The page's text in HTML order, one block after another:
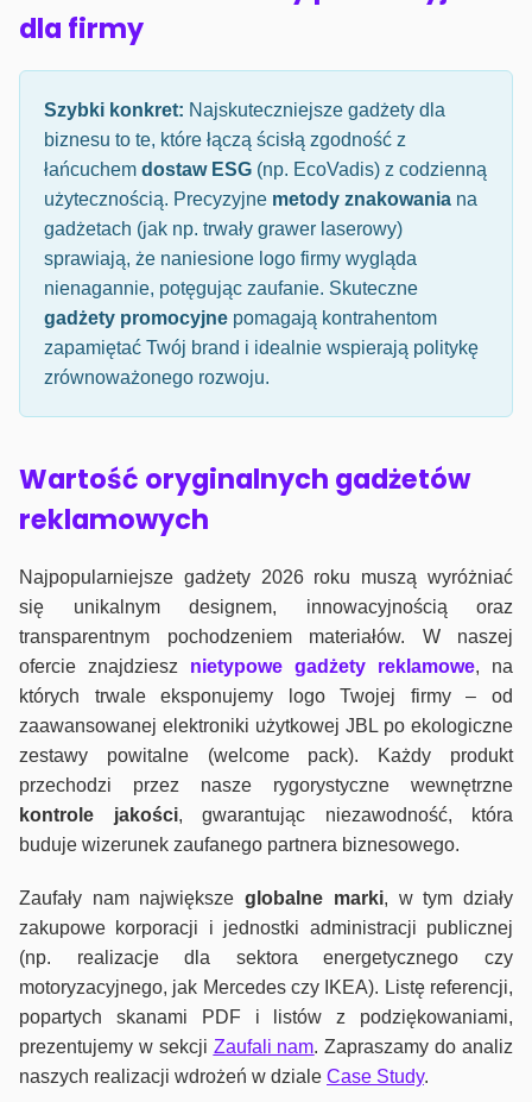
dla firmy
Szybki konkret: Najskuteczniejsze gadżety dla
biznesu to te, które łączą ścisłą zgodność z
łańcuchem dostaw ESG (np. EcoVadis) z codzienną
użytecznością. Precyzyjne metody znakowania na
gadżetach (jak np. trwały grawer laserowy)
sprawiają, że naniesione logo firmy wygląda
nienagannie, potęgując zaufanie. Skuteczne
gadżety promocyjne pomagają kontrahentom
zapamiętać Twój brand i idealnie wspierają politykę
zrównoważonego rozwoju.
Wartość oryginalnych gadżetów
reklamowych
Najpopularniejsze gadżety 2026 roku muszą wyróżniać
się unikalnym designem, innowacyjnością oraz
transparentnym pochodzeniem materiałów. W naszej
ofercie znajdziesz nietypowe gadżety reklamowe, na
których trwale eksponujemy logo Twojej firmy – od
zaawansowanej elektroniki użytkowej JBL po ekologiczne
zestawy powitalne (welcome pack). Każdy produkt
przechodzi przez nasze rygorystyczne wewnętrzne
kontrole jakości, gwarantując niezawodność, która
buduje wizerunek zaufanego partnera biznesowego.
Zaufały nam największeglobalne marki, w tym działy
zakupowe korporacji i jednostki administracji publicznej
(np. realizacje dla sektora energetycznego czy
motoryzacyjnego, jak Mercedes czy IKEA). Listę referencji,
popartych skanami PDF i listów z podziękowaniami,
prezentujemy w sekcji Zaufali nam. Zapraszamy do analiz
naszych realizacji wdrożeń w dziale Case Study.